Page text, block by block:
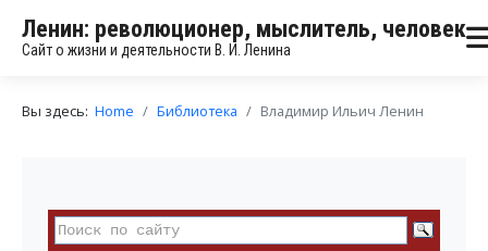
Ленин: революционер, мыслитель, человек
Сайт о жизни и деятельности В. И. Ленина
Вы здесь: Home Библиотека Владимир Ильич Ленин